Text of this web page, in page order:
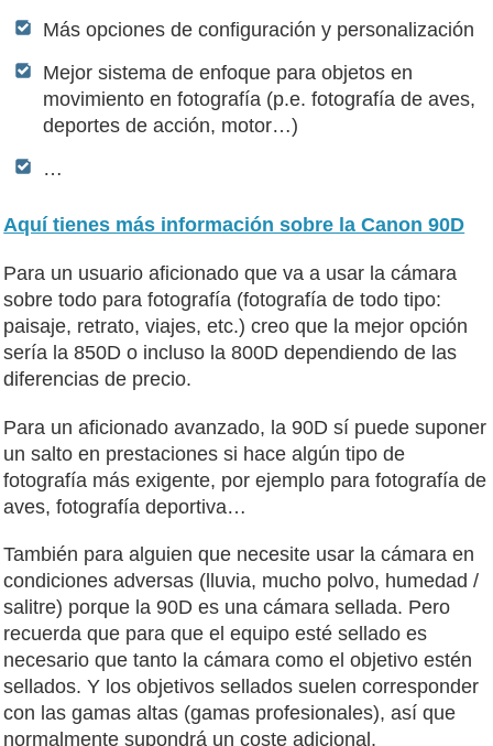
Más opciones de configuración y personalización
Mejor sistema de enfoque para objetos en
movimiento en fotografía (p.e. fotografía de aves,
deportes de acción, motor…)
…
Aquí tienes más información sobre la Canon 90D
Para un usuario aficionado que va a usar la cámara
sobre todo para fotografía (fotografía de todo tipo:
paisaje, retrato, viajes, etc.) creo que la mejor opción
sería la 850D o incluso la 800D dependiendo de las
diferencias de precio.
Para un aficionado avanzado, la 90D sí puede suponer
un salto en prestaciones si hace algún tipo de
fotografía más exigente, por ejemplo para fotografía de
aves, fotografía deportiva…
También para alguien que necesite usar la cámara en
condiciones adversas (lluvia, mucho polvo, humedad /
salitre) porque la 90D es una cámara sellada. Pero
recuerda que para que el equipo esté sellado es
necesario que tanto la cámara como el objetivo estén
sellados. Y los objetivos sellados suelen corresponder
con las gamas altas (gamas profesionales), así que
normalmente supondrá un coste adicional.